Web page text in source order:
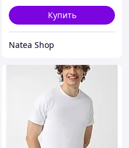
Купить
Natea Shop